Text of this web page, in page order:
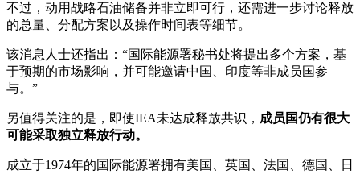
不过，动用战略石油储备并非立即可行，还需进一步讨论释放
的总量、分配方案以及操作时间表等细节。
该消息人士还指出：“国际能源署秘书处将提出多个方案，基
于预期的市场影响，并可能邀请中国、印度等非成员国参
与。”
另值得关注的是，即使IEA未达成释放共识， 成员国仍有很大
可能采取独立释放行动。
成立于1974年的国际能源署拥有美国、英国、法国、德国、日